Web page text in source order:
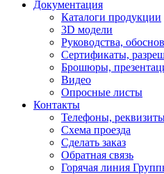
Документация
Каталоги продукции
3D модели
Руководства,
Сертификаты,
Брошюры,
Видео
Опросные листы
Контакты
Телефоны,
Схема проезда
Сделать заказ
Обратная связь
Горячая линия